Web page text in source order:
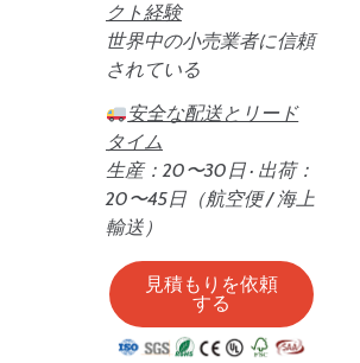
クト経験
世界中の小売業者に信頼
されている
安全な配送とリード
タイム
生産：20〜30日 · 出荷：
20〜45日（航空便 / 海上
輸送）
見積もりを依頼
する